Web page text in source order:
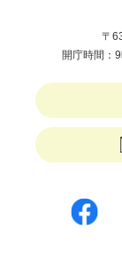
〒
開庁時間：